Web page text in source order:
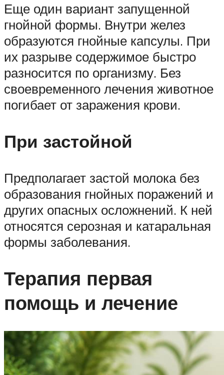
Еще один вариант запущенной
гнойной формы. Внутри желез
образуются гнойные капсулы. При
их разрыве содержимое быстро
разносится по организму. Без
своевременного лечения животное
погибает от заражения крови.
При застойной
Предполагает застой молока без
образования гнойных поражений и
других опасных осложнений. К ней
относятся серозная и катаральная
формы заболевания.
Терапия первая
помощь и лечение